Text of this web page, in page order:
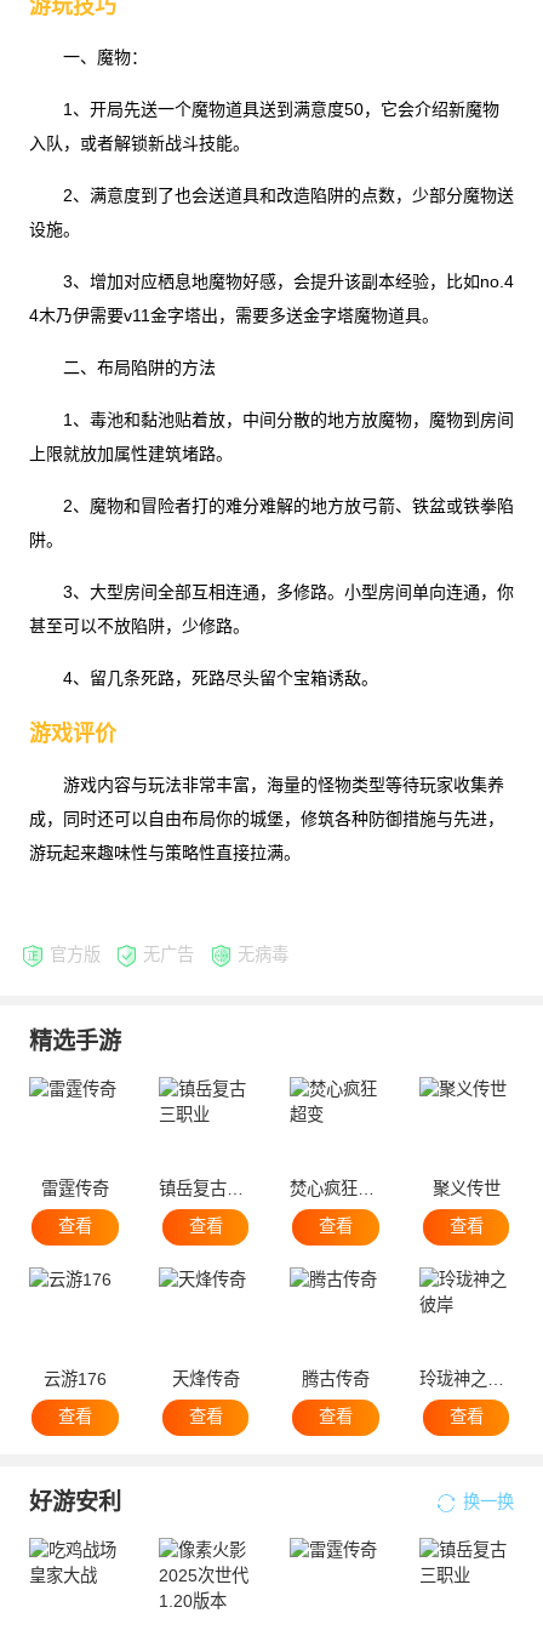
游玩技巧
一、魔物：
1、开局先送一个魔物道具送到满意度50，它会介绍新魔物
入队，或者解锁新战斗技能。
2、满意度到了也会送道具和改造陷阱的点数，少部分魔物送
设施。
3、增加对应栖息地魔物好感，会提升该副本经验，比如no.4
4木乃伊需要v11金字塔出，需要多送金字塔魔物道具。
二、布局陷阱的方法
1、毒池和黏池贴着放，中间分散的地方放魔物，魔物到房间
上限就放加属性建筑堵路。
2、魔物和冒险者打的难分难解的地方放弓箭、铁盆或铁拳陷
阱。
3、大型房间全部互相连通，多修路。小型房间单向连通，你
甚至可以不放陷阱，少修路。
4、留几条死路，死路尽头留个宝箱诱敌。
游戏评价
游戏内容与玩法非常丰富，海量的怪物类型等待玩家收集养
成，同时还可以自由布局你的城堡，修筑各种防御措施与先进，
游玩起来趣味性与策略性直接拉满。
官方版 无广告 无病毒
精选手游
雷霆传奇
查看
镇岳复古三职业
查看
焚心疯狂超变
查看
聚义传世
查看
云游176
查看
天烽传奇
查看
腾古传奇
查看
玲珑神之彼岸
查看
好游安利 换一换